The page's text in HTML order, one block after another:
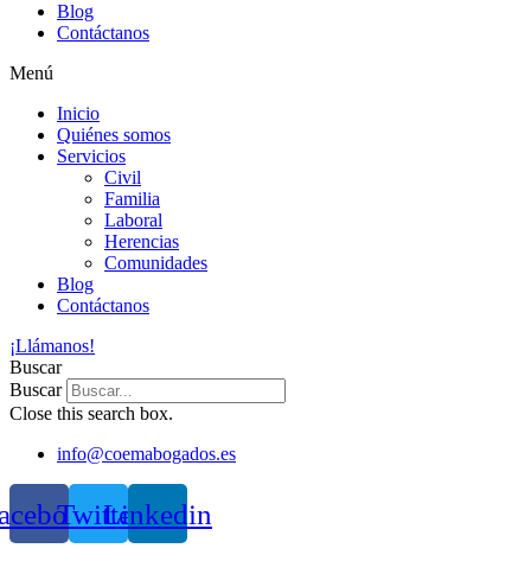
Blog
Contáctanos
Menú
Inicio
Quiénes somos
Servicios
Civil
Familia
Laboral
Herencias
Comunidades
Blog
Contáctanos
¡Llámanos!
Buscar
Buscar
Close this search box.
info@coemabogados.es
TwitterLinkedin